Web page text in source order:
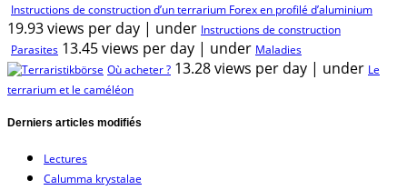
Instructions de construction d’un terrarium Forex en profilé d’aluminium
19.93 views per day | under Instructions de construction
Parasites 13.45 views per day | under Maladies
Où acheter ? 13.28 views per day | under Le
terrarium et le caméléon
Derniers articles modifiés
Lectures
Calumma krystalae